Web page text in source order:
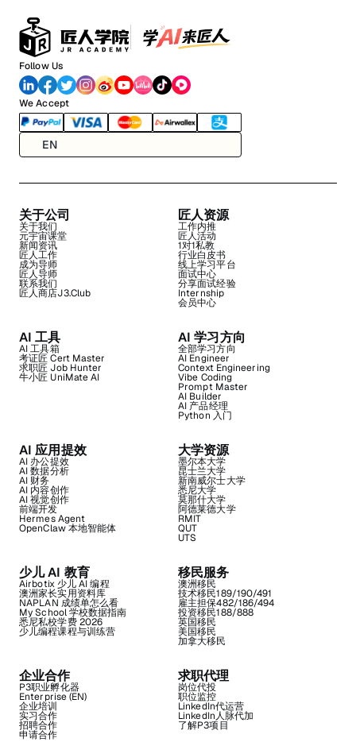
Follow Us
We Accept
EN
关于公司
关于我们
元宇宙课堂
新闻资讯
匠人工作
成为导师
匠人导师
联系我们
匠人商店J3.Club
匠人资源
工作内推
匠人活动
1对1私教
行业白皮书
线上学习平台
面试中心
分享面试经验
Internship
会员中心
AI 工具
AI 工具箱
考证匠 Cert Master
求职匠 Job Hunter
牛小匠 UniMate AI
AI 学习方向
全部学习方向
AI Engineer
Context Engineering
Vibe Coding
Prompt Master
AI Builder
AI 产品经理
Python 入门
AI 应用提效
AI 办公提效
AI 数据分析
AI 财务
AI 内容创作
AI 视觉创作
前端开发
Hermes Agent
OpenClaw 本地智能体
大学资源
墨尔本大学
昆士兰大学
新南威尔士大学
悉尼大学
莫那什大学
阿德莱德大学
RMIT
QUT
UTS
少儿 AI 教育
Airbotix 少儿 AI 编程
澳洲家长实用资料库
NAPLAN 成绩单怎么看
My School 学校数据指南
悉尼私校学费 2026
少儿编程课程与训练营
移民服务
澳洲移民
技术移民189/190/491
雇主担保482/186/494
投资移民188/888
英国移民
美国移民
加拿大移民
企业合作
P3职业孵化器
Enterprise (EN)
企业培训
实习合作
招聘合作
申请合作
求职代理
岗位代投
职位监控
LinkedIn代运营
LinkedIn人脉代加
了解P3项目